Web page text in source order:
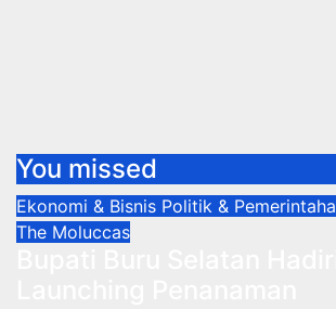
You missed
Ekonomi & Bisnis Politik &
The Moluccas